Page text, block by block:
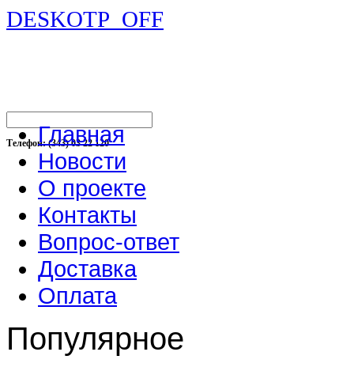
DESKOTP_OFF
Телефон: (343) 03 22 120
Главная
Новости
О проекте
Контакты
Вопрос-ответ
Доставка
Оплата
Популярное